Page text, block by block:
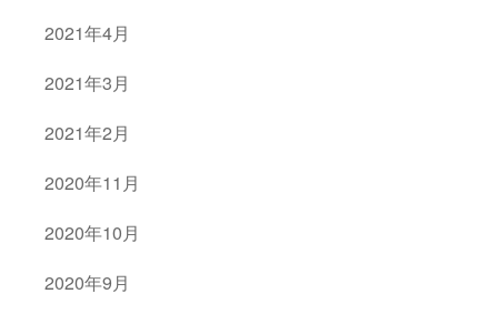
2021年4月
2021年3月
2021年2月
2020年11月
2020年10月
2020年9月